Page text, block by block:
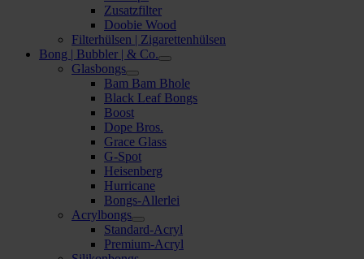
Zusatzfilter
Doobie Wood
Filterhülsen | Zigarettenhülsen
Bong | Bubbler | & Co.
Glasbongs
Bam Bam Bhole
Black Leaf Bongs
Boost
Dope Bros.
Grace Glass
G-Spot
Heisenberg
Hurricane
Bongs-Allerlei
Acrylbongs
Standard-Acryl
Premium-Acryl